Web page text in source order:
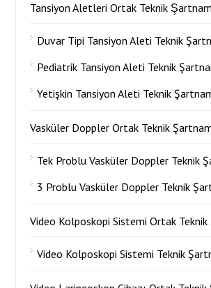
Tansiyon Aletleri Ortak Teknik
Duvar Tipi Tansiyon Aleti Teknik
Pediatrik Tansiyon Aleti Teknik
Yetişkin Tansiyon Aleti Teknik
Vasküler Doppler Ortak Teknik
Tek Problu Vasküler Doppler Teknik
3 Problu Vasküler Doppler Teknik
Video Kolposkopi Sistemi Ortak
Video Kolposkopi Sistemi Teknik